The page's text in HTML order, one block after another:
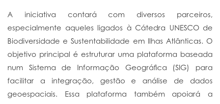
A iniciativa contará com diversos parceiros,
especialmente aqueles ligados à Cátedra UNESCO de
Biodiversidade e Sustentabilidade em Ilhas Atlânticas. O
objetivo principal é estruturar uma plataforma baseada
num Sistema de Informação Geográfica (SIG) para
facilitar a integração, gestão e análise de dados
geoespaciais. Essa plataforma também apoiará a